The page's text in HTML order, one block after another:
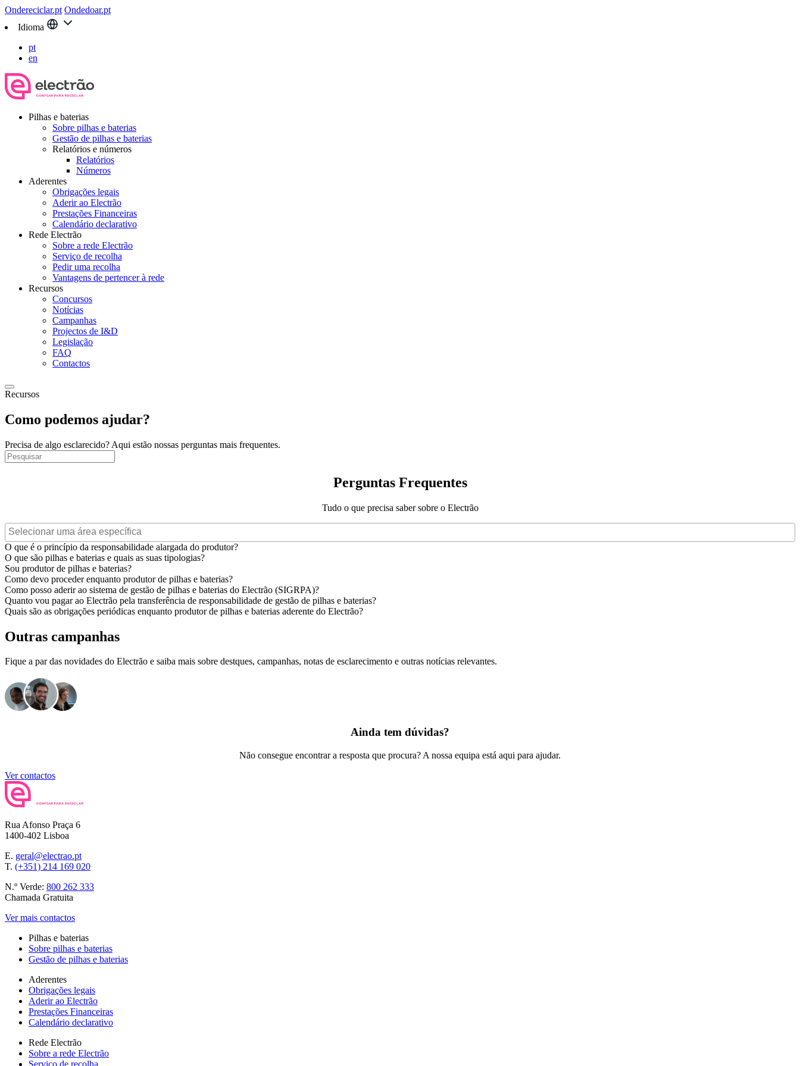
Ondereciclar.pt Ondedoar.pt
Idioma
pt
en
Pilhas e baterias
Sobre pilhas e baterias
Gestão de pilhas e baterias
Relatórios e números
Relatórios
Números
Aderentes
Obrigações legais
Aderir ao Electrão
Prestações Financeiras
Calendário declarativo
Rede Electrão
Sobre a rede Electrão
Serviço de recolha
Pedir uma recolha
Vantagens de pertencer à rede
Recursos
Concursos
Notícias
Campanhas
Projectos de I&D
Legislação
FAQ
Contactos
Recursos
Como podemos ajudar?
Precisa de algo esclarecido? Aqui estão nossas perguntas mais frequentes.
Perguntas Frequentes
Tudo o que precisa saber sobre o Electrão
O que é o princípio da responsabilidade alargada do produtor?
O que são pilhas e baterias e quais as suas tipologias?
Sou produtor de pilhas e baterias?
Como devo proceder enquanto produtor de pilhas e baterias?
Como posso aderir ao sistema de gestão de pilhas e baterias do Electrão (SIGRPA)?
Quanto vou pagar ao Electrão pela transferência de responsabilidade de gestão de pilhas e baterias?
Quais são as obrigações periódicas enquanto produtor de pilhas e baterias aderente do Electrão?
Outras campanhas
Fique a par das novidades do Electrão e saiba mais sobre destques, campanhas, notas de esclarecimento e outras notícias relevantes.
Ainda tem dúvidas?
Não consegue encontrar a resposta que procura? A nossa equipa está aqui para ajudar.
Ver contactos
Rua Afonso Praça 6
1400-402 Lisboa
E. geral@electrao.pt
T. (+351) 214 169 020
N.º Verde: 800 262 333
Chamada Gratuita
Ver mais contactos
Pilhas e baterias
Sobre pilhas e baterias
Gestão de pilhas e baterias
Aderentes
Obrigações legais
Aderir ao Electrão
Prestações Financeiras
Calendário declarativo
Rede Electrão
Sobre a rede Electrão
Serviço de recolha